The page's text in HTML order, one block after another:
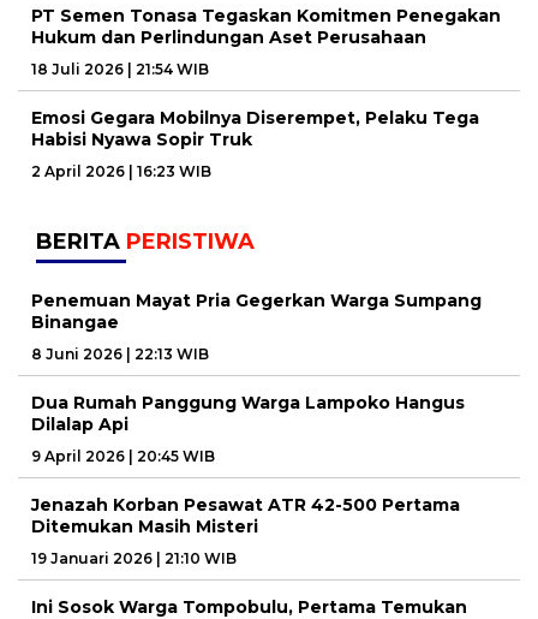
PT Semen Tonasa Tegaskan Komitmen Penegakan
Hukum dan Perlindungan Aset Perusahaan
18 Juli 2026 | 21:54 WIB
Emosi Gegara Mobilnya Diserempet, Pelaku Tega
Habisi Nyawa Sopir Truk
2 April 2026 | 16:23 WIB
BERITA PERISTIWA
Penemuan Mayat Pria Gegerkan Warga Sumpang
Binangae
8 Juni 2026 | 22:13 WIB
Dua Rumah Panggung Warga Lampoko Hangus
Dilalap Api
9 April 2026 | 20:45 WIB
Jenazah Korban Pesawat ATR 42-500 Pertama
Ditemukan Masih Misteri
19 Januari 2026 | 21:10 WIB
Ini Sosok Warga Tompobulu, Pertama Temukan